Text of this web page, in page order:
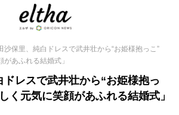
沙保里、純白ドレスで武井壮から“お姫様抱っこ”
あふれる結婚式」
レスで武井壮から“お姫様抱っ
元気に笑顔があふれる結婚式」